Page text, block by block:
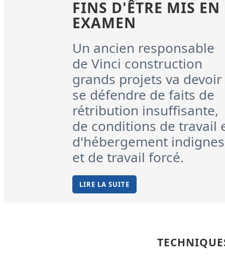
FINS D'ÊTRE MIS EN
EXAMEN
Un ancien responsable
de Vinci construction
grands projets va devoir
se défendre de faits de
rétribution insuffisante,
de conditions de travail
d'hébergement indignes
et de travail forcé.
LIRE LA SUITE